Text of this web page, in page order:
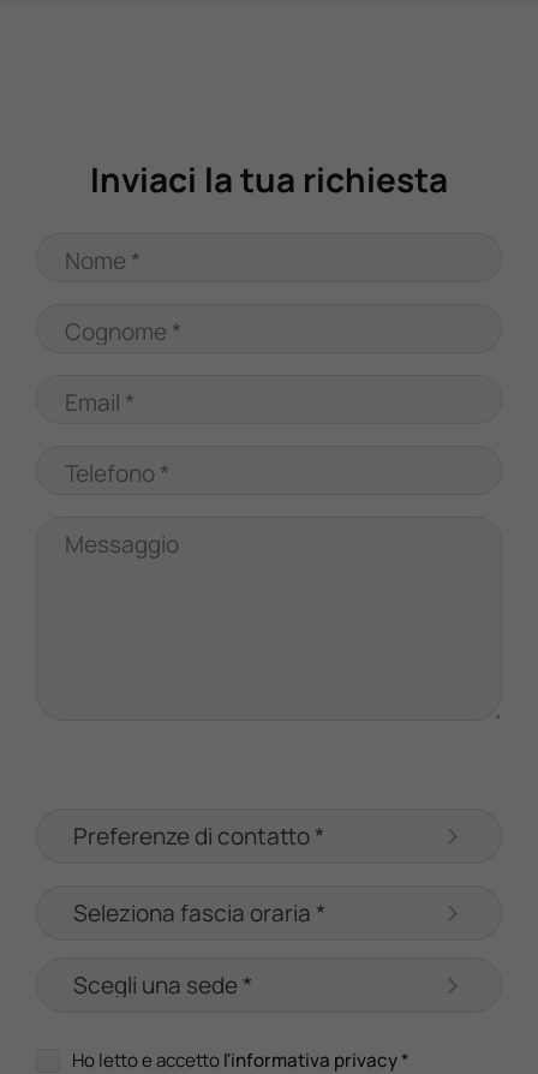
Lavora Con Noi
Contattaci
Inviaci la tua richiesta
Nome *
Cognome *
Email *
Telefono *
Messaggio
Ho letto e accettol'informativa privacy*